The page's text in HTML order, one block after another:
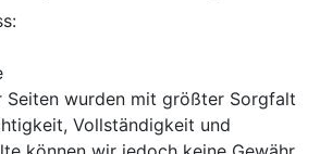
Seiten wurden mit größter Sorgfalt
Vollständigkeit und